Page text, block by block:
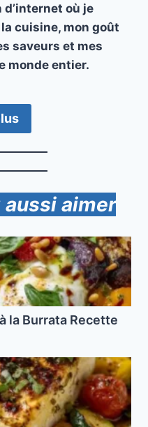
où je
cuisine, mon goût
saveurs et mes
monde entier.
aussi aimer
la Burrata Recette